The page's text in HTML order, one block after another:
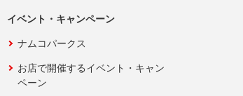
イベント・キャンペーン
ナムコパークス
お店で開催するイベント・キャン
ペーン